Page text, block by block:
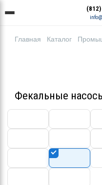
Главная Каталог
Фекальные